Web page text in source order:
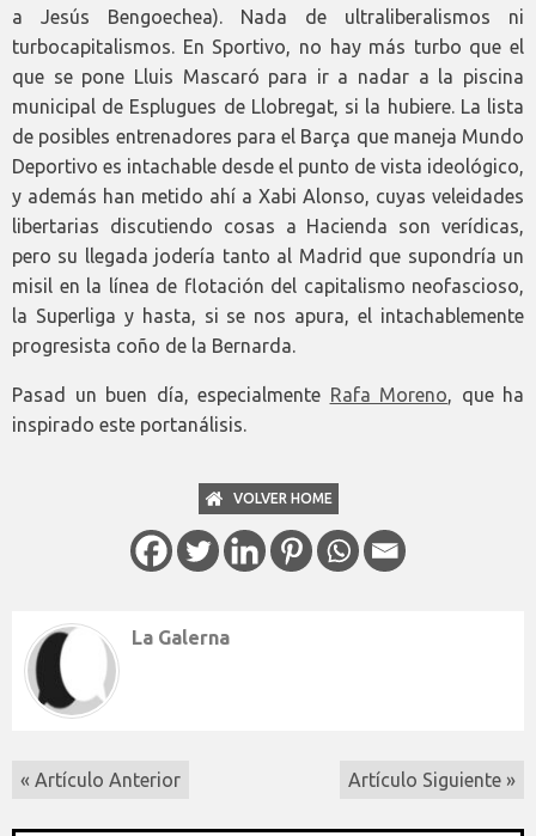
a Jesús Bengoechea). Nada de ultraliberalismos ni
turbocapitalismos. En Sportivo, no hay más turbo que el
que se pone Lluis Mascaró para ir a nadar a la piscina
municipal de Esplugues de Llobregat, si la hubiere. La lista
de posibles entrenadores para el Barça que maneja Mundo
Deportivo es intachable desde el punto de vista ideológico,
y además han metido ahí a Xabi Alonso, cuyas veleidades
libertarias discutiendo cosas a Hacienda son verídicas,
pero su llegada jodería tanto al Madrid que supondría un
misil en la línea de flotación del capitalismo neofascioso,
la Superliga y hasta, si se nos apura, el intachablemente
progresista coño de la Bernarda.
Pasad un buen día, especialmente Rafa Moreno, que ha
inspirado este portanálisis.
VOLVER HOME
La Galerna
« Artículo Anterior Artículo Siguiente »